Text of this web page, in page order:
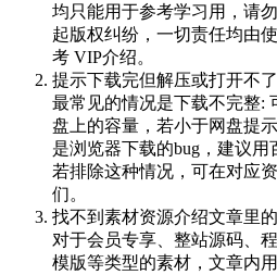
均只能用于参考学习用，请
起版权纠纷，一切责任均由
考 VIP介绍。
提示下载完但解压或打开不
最常见的情况是下载不完整:
盘上的容量，若小于网盘提
是浏览器下载的bug，建议用
若排除这种情况，可在对应
们。
找不到素材资源介绍文章里
对于会员专享、整站源码、
模版等类型的素材，文章内